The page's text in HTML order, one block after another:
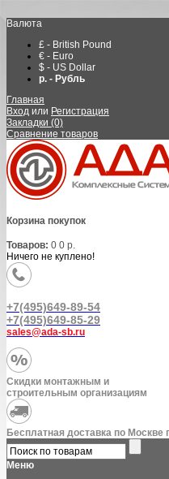
Валюта
£ - British Pound
€ - Euro
$ - US Dollar
р. - Рубль
Главная
Вход или Регистрация
Закладки (0)
Сравнение товаров
Корзина покупок
Товаров: 0 0 р.
Ничего не куплено!
+7(495)649-89-54
+7(495)649-85-29
sales@ada-sb.ru
Скидки монтажным и
строительным организациям
Бесплатная доставка по Москве
Меню